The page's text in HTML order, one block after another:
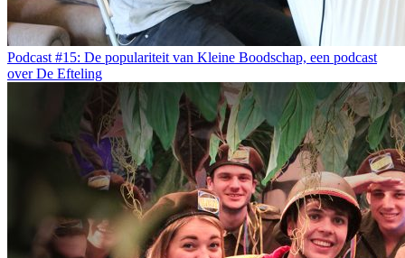
Podcast #15: De populariteit van Kleine Boodschap, een podcast
over De Efteling